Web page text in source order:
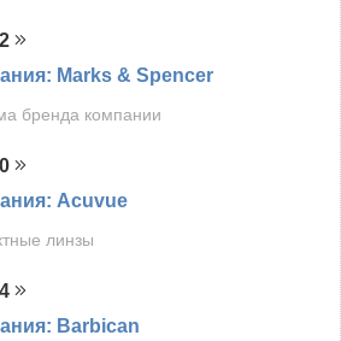
Marks & Spencer
бренда компании
Acuvue
линзы
Barbican